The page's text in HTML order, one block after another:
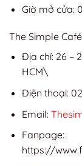
Giờ mở cửa:
The Simple Café
Địa chỉ: 26 –
HCM\
Điện thoại:
Email:
Fanpage:
https://